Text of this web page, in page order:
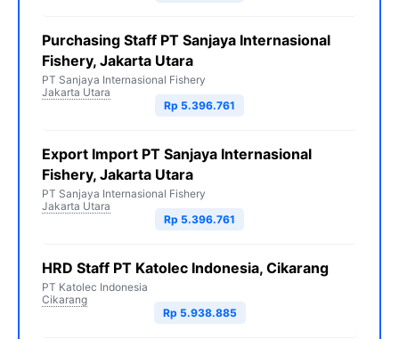
Purchasing Staff PT Sanjaya Internasional
Fishery, Jakarta Utara
PT Sanjaya Internasional Fishery
Jakarta Utara
Rp 5.396.761
Export Import PT Sanjaya Internasional
Fishery, Jakarta Utara
PT Sanjaya Internasional Fishery
Jakarta Utara
Rp 5.396.761
HRD Staff PT Katolec Indonesia, Cikarang
PT Katolec Indonesia
Cikarang
Rp 5.938.885